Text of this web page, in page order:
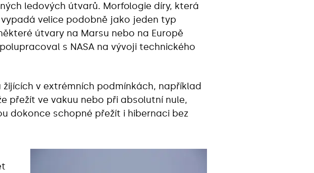
ledových útvarů. Morfologie díry, která
velice podobně jako jeden typ
útvary na Marsu nebo na Europě
s NASA na vývoji technického
v extrémních podmínkách, například
přežít ve vakuu nebo při absolutní nule,
dokonce schopné přežít i hibernaci bez